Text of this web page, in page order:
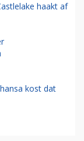
haakt af
kost dat